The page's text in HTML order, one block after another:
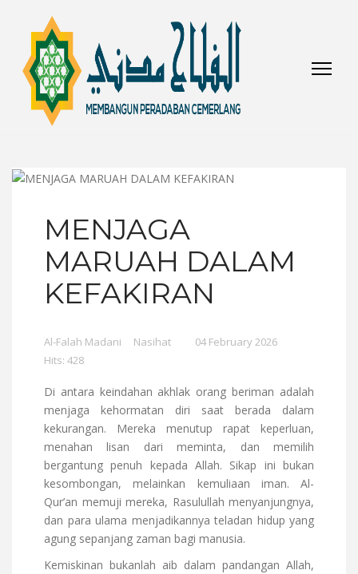
MENJAGA
MARUAH DALAM
KEFAKIRAN
Al-Falah Madani Nasihat
04 February 2026
Hits: 428
Di antara keindahan akhlak orang beriman adalah
menjaga kehormatan diri saat berada dalam
kekurangan. Mereka menutup rapat keperluan,
menahan lisan dari meminta, dan memilih
bergantung penuh kepada Allah. Sikap ini bukan
kesombongan, melainkan kemuliaan iman. Al-
Qur’an memuji mereka, Rasulullah menyanjungnya,
dan para ulama menjadikannya teladan hidup yang
agung sepanjang zaman bagi manusia.
Kemiskinan bukanlah aib dalam pandangan Allah,